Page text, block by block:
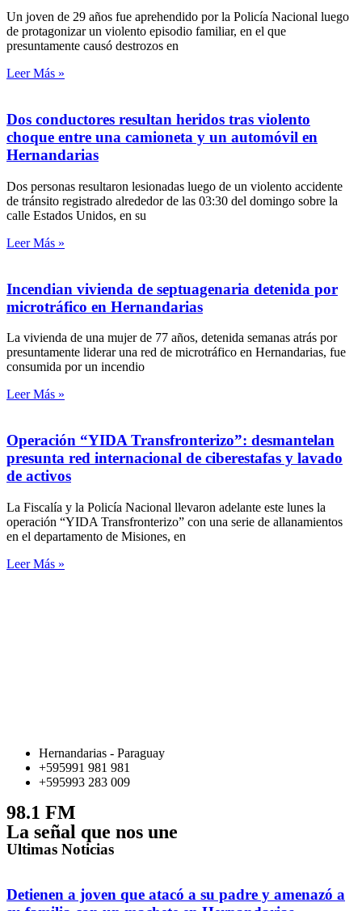
Un joven de 29 años fue aprehendido por la Policía Nacional luego
de protagonizar un violento episodio familiar, en el que
presuntamente causó destrozos en
Leer Más »
Dos conductores resultan heridos tras violento
choque entre una camioneta y un automóvil en
Hernandarias
Dos personas resultaron lesionadas luego de un violento accidente
de tránsito registrado alrededor de las 03:30 del domingo sobre la
calle Estados Unidos, en su
Leer Más »
Incendian vivienda de septuagenaria detenida por
microtráfico en Hernandarias
La vivienda de una mujer de 77 años, detenida semanas atrás por
presuntamente liderar una red de microtráfico en Hernandarias, fue
consumida por un incendio
Leer Más »
Operación “YIDA Transfronterizo”: desmantelan
presunta red internacional de ciberestafas y lavado
de activos
La Fiscalía y la Policía Nacional llevaron adelante este lunes la
operación “YIDA Transfronterizo” con una serie de allanamientos
en el departamento de Misiones, en
Leer Más »
Hernandarias - Paraguay
+595991 981 981
+595993 283 009
98.1 FM
La señal que nos une
Ultimas Noticias
Detienen a joven que atacó a su padre y amenazó a